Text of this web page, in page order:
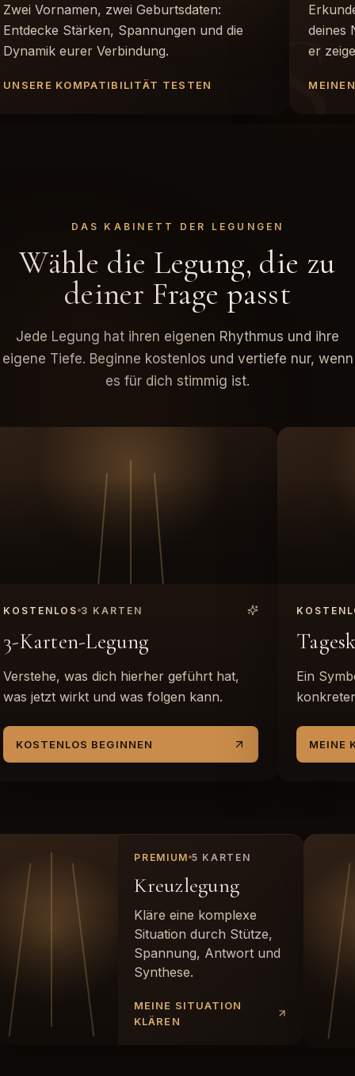
Zwei Vornamen, zwei Geburtsdaten:
Entdecke Stärken, Spannungen und die
Dynamik eurer Verbindung.
UNSERE KOMPATIBILITÄT TESTEN S
deines
er
DAS KABINETT DER LEGUNGEN
Wähle die Legung, die zu
deiner Frage passt
Jede Legung hat ihren eigenen Rhythmus und ihre
eigene Tiefe. Beginne kostenlos und vertiefe nur, wenn
es für dich stimmig ist.
KOSTENLOS 3 KARTEN
3-Karten-Legung
Verstehe, was dich hierher geführt hat,
was jetzt wirkt und was folgen kann.
KOSTENLOS BEGINNEN
Ein
MEINE
PREMIUM 5 KARTEN
Kreuzlegung
Kläre eine komplexe
Situation durch Stütze,
Spannung, Antwort und
Synthese.
MEINE SITUATION
KLÄREN